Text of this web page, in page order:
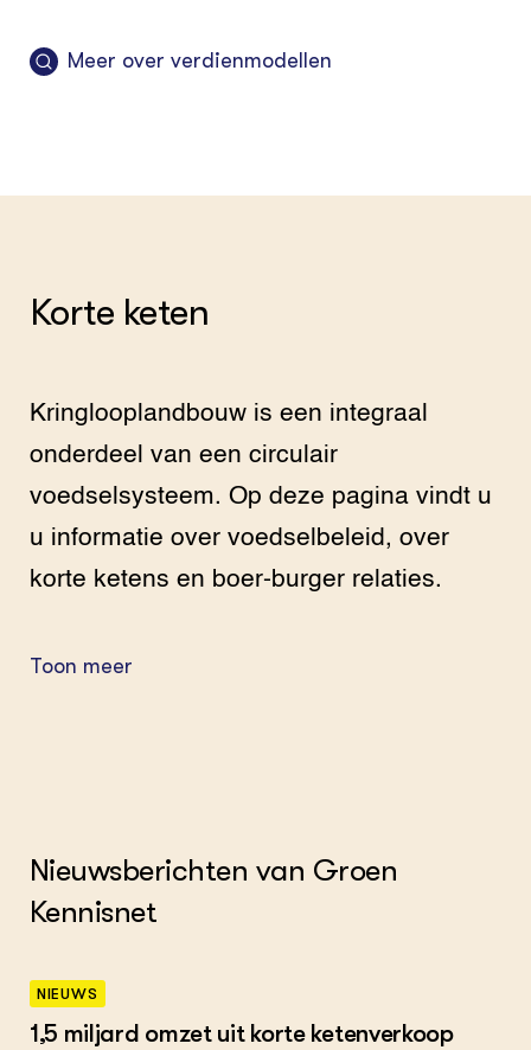
Meer over verdienmodellen
Korte keten
Kringlooplandbouw is een integraal
onderdeel van een circulair
voedselsysteem. Op deze pagina vindt u
u informatie over voedselbeleid, over
korte ketens en boer-burger relaties.
Toon meer
Nieuwsberichten van Groen
Kennisnet
NIEUWS
1,5 miljard omzet uit korte ketenverkoop